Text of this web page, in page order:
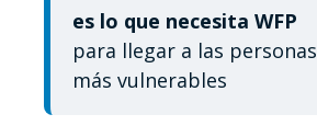
es lo que necesita WFP
para llegar a las personas
más vulnerables